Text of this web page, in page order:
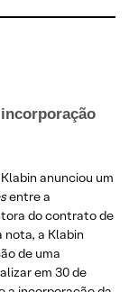
anunciou um
entre a
do contrato de
nota, a Klabin
de uma
em 30 de